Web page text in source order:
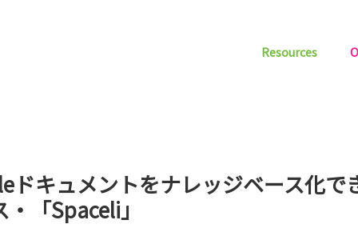
Resources
ドキュメントをナレッジベース化で
「Spaceli」